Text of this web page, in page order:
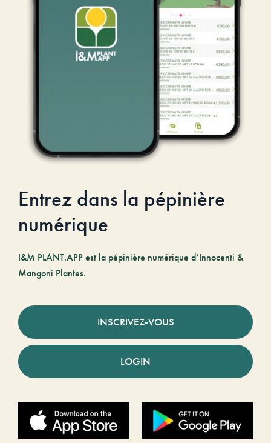
Entrez dans la pépinière
numérique
I&M PLANT.APP est la pépinière numérique d’Innocenti &
Mangoni Plantes.
INSCRIVEZ-VOUS
LOGIN